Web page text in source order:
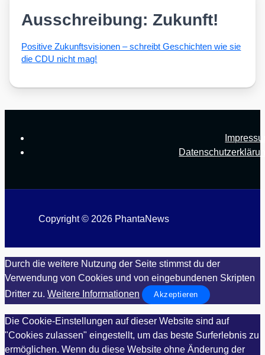
Ausschreibung: Zukunft!
Posi­ti­ve Zukunfts­vi­sio­nen – schreibt Geschich­ten wie sie
die CDU nicht mag!
Copyright © 2026 PhantaNews
Durch die weitere Nutzung der Seite stimmst du der
Verwendung von Cookies und von eingebundenen Skripten
Dritter zu. Weitere Informationen Akzeptieren
Die Cookie-Einstellungen auf dieser Website sind auf
"Cookies zulassen" eingestellt, um das beste Surferlebnis zu
ermöglichen. Wenn du diese Website ohne Änderung der